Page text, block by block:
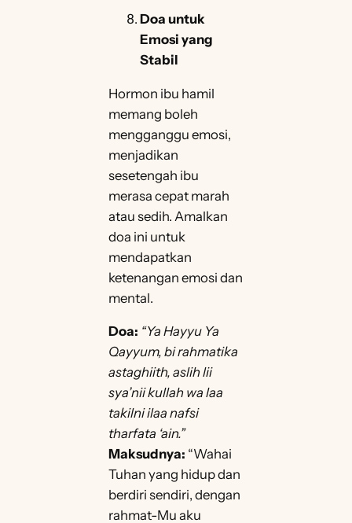
Doa untuk
Emosi yang
Stabil
Hormon ibu hamil
memang boleh
mengganggu emosi,
menjadikan
sesetengah ibu
merasa cepat marah
atau sedih. Amalkan
doa ini untuk
mendapatkan
ketenangan emosi dan
mental.
Doa: “Ya Hayyu Ya
Qayyum, bi rahmatika
astaghiith, aslih lii
sya’nii kullah wa laa
takilni ilaa nafsi
tharfata ‘ain.”
Maksudnya: “Wahai
Tuhan yang hidup dan
berdiri sendiri, dengan
rahmat-Mu aku